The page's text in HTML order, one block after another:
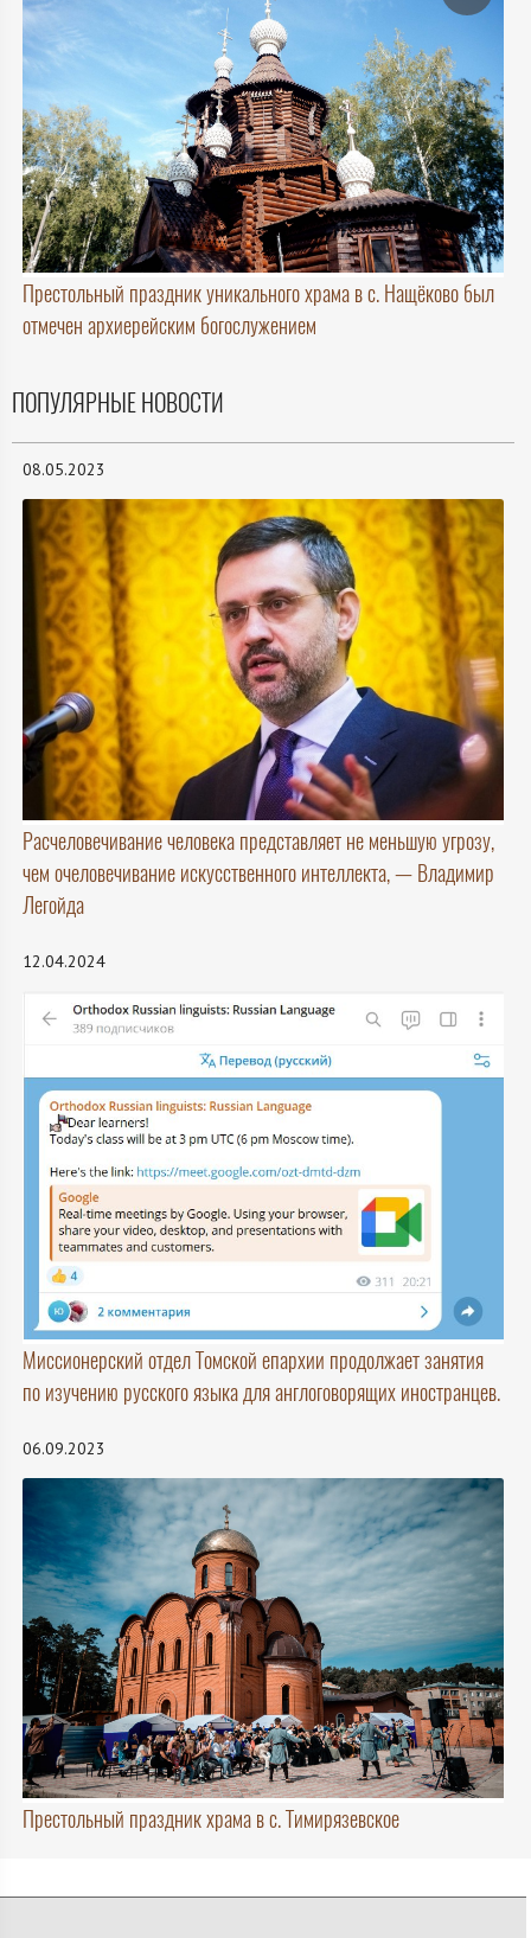
Престольный праздник уникального храма в с. Нащёково был
отмечен архиерейским богослужением
ПОПУЛЯРНЫЕ НОВОСТИ
08.05.2023
Расчеловечивание человека представляет не меньшую угрозу,
чем очеловечивание искусственного интеллекта, — Владимир
Легойда
12.04.2024
Миссионерский отдел Томской епархии продолжает занятия
по изучению русского языка для англоговорящих иностранцев.
06.09.2023
Престольный праздник храма в с. Тимирязевское